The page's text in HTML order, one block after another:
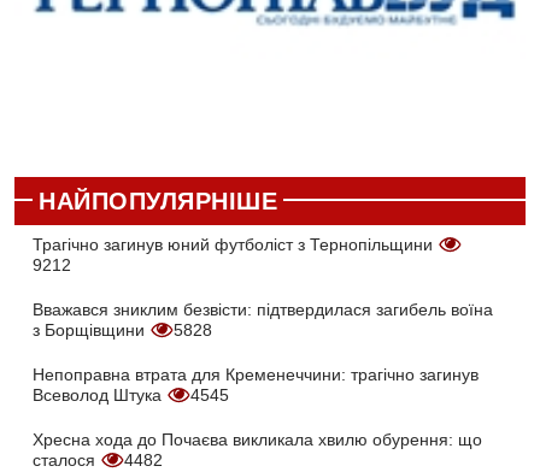
НАЙПОПУЛЯРНІШЕ
Трагічно загинув юний футболіст з Тернопільщини
9212
Вважався зниклим безвісти: підтвердилася загибель воїна
з Борщівщини
5828
Непоправна втрата для Кременеччини: трагічно загинув
Всеволод Штука
4545
Хресна хода до Почаєва викликала хвилю обурення: що
сталося
4482